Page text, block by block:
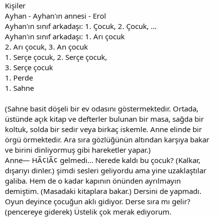
Kişiler
Ayhan - Ayhan'ın annesi - Erol
Ayhan'ın sınıf arkadaşı: 1. Çocuk, 2. Çocuk, ...
Ayhan'ın sınıf arkadaşı: 1. Arı çocuk
2. Arı çocuk, 3. An çocuk
1. Serçe çocuk, 2. Serçe çocuk,
3. Serçe çocuk
1. Perde
1. Sahne
(Sahne basit döşeli bir ev odasını göstermektedir. Ortada,
üstünde açık kitap ve defterler bulunan bir masa, sağda bir
koltuk, solda bir sedir veya birkaç iskemle. Anne elinde bir
örgü örmektedir. Ara sıra gözlüğünün altından karşıya bakar
ve birini dinliyormuş gibi hareketler yapar.)
Anne— HÃ¢lÃ¢ gelmedi... Nerede kaldı bu çocuk? (Kalkar,
dışarıyı dinler.) şimdi sesleri geliyordu ama yine uzaklaştılar
galiba. Hem de o kadar kapının önünden ayrılmayın
demiştim. (Masadaki kitaplara bakar.) Dersini de yapmadı.
Oyun deyince çocuğun aklı gidiyor. Derse sıra mı gelir?
(pencereye giderek) Üstelik çok merak ediyorum.